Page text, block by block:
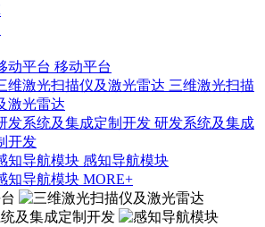
移动平台
三维激光扫描
激光雷达
研发系统及集成
开发
感知导航模块
MORE+